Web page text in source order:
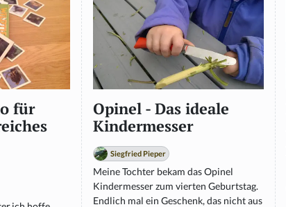
für
Opinel - Das ideale
Kindermesser
Siegfried Pieper
Meine Tochter bekam das Opinel
Kindermesser zum vierten Geburtstag.
Endlich mal ein Geschenk, das nicht aus